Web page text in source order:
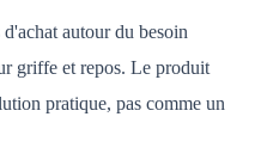
autour du besoin
griffe et repos. Le produit
pratique, pas comme un